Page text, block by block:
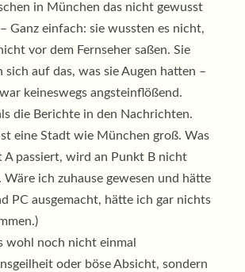
in München das nicht gewusst
– Ganz einfach: sie wussten es nicht,
vor dem Fernseher saßen. Sie
sich auf das, was sie Augen hatten –
keineswegs angsteinflößend.
die Berichte in den Nachrichten.
eine Stadt wie München groß. Was
A passiert, wird an Punkt B nicht
Wäre ich zuhause gewesen und hätte
PC ausgemacht, hätte ich gar nichts
wohl noch nicht einmal
oder böse Absicht, sondern